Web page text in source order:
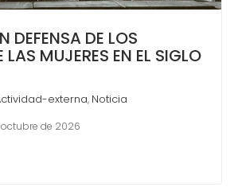
DEFENSA DE LOS
LAS MUJERES EN EL SIGLO
externa, Noticia
de 2026